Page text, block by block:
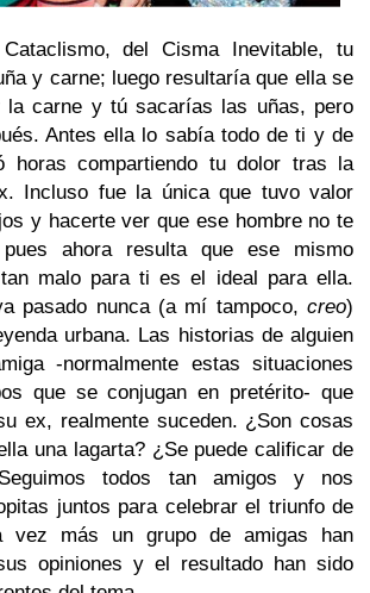
del Cisma Inevitable, tu
y carne; luego resultaría que ella se
la carne y tú sacarías las uñas, pero
Antes ella lo sabía todo de ti y de
horas compartiendo tu dolor tras la
Incluso fue la única que tuvo valor
y hacerte ver que ese hombre no te
ahora resulta que ese mismo
malo para ti es el ideal para ella.
pasado nunca (a mí tampoco, creo)
urbana. Las historias de alguien
-normalmente estas situaciones
que se conjugan en pretérito- que
ex, realmente suceden. ¿Son cosas
una lagarta? ¿Se puede calificar de
todos tan amigos y nos
juntos para celebrar el triunfo de
vez más un grupo de amigas han
opiniones y el resultado han sido